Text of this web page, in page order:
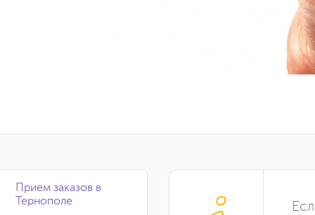
Прием заказов в
Тернополе